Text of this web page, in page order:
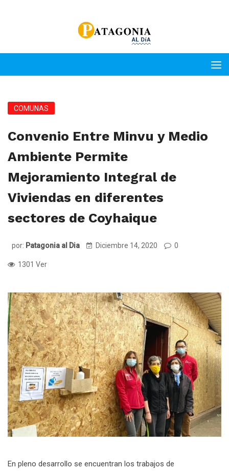
COMUNAS
Convenio Entre Minvu y Medio
Ambiente Permite
Mejoramiento Integral de
Viviendas en diferentes
sectores de Coyhaique
por: Patagonia al Dia Diciembre 14, 2020 0
1301 Ver
En pleno desarrollo se encuentran los trabajos de